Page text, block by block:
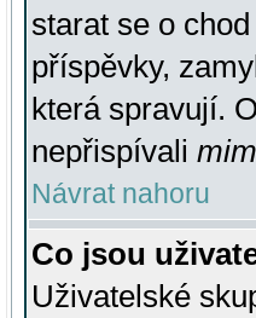
starat se o
příspěvky,
která spravují.
nepřispívali
Návrat nahoru
Co jsou
Uživatelské